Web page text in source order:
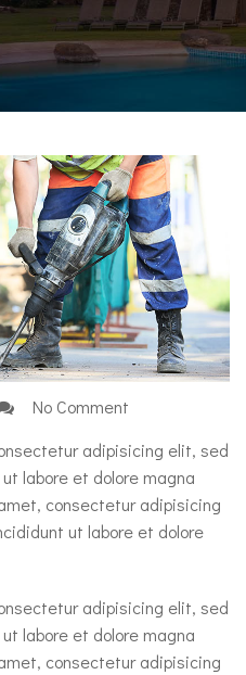
No Comment
adipisicing elit, sed
labore et dolore magna
consectetur adipisicing
ut labore et dolore
adipisicing elit, sed
labore et dolore magna
consectetur adipisicing